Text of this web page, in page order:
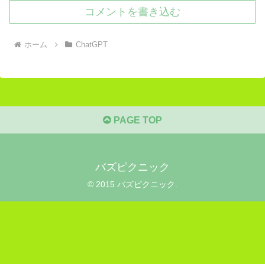
コメントを書き込む
ホーム ChatGPT
PAGE TOP
バズピクニック
© 2015 バズピクニック.